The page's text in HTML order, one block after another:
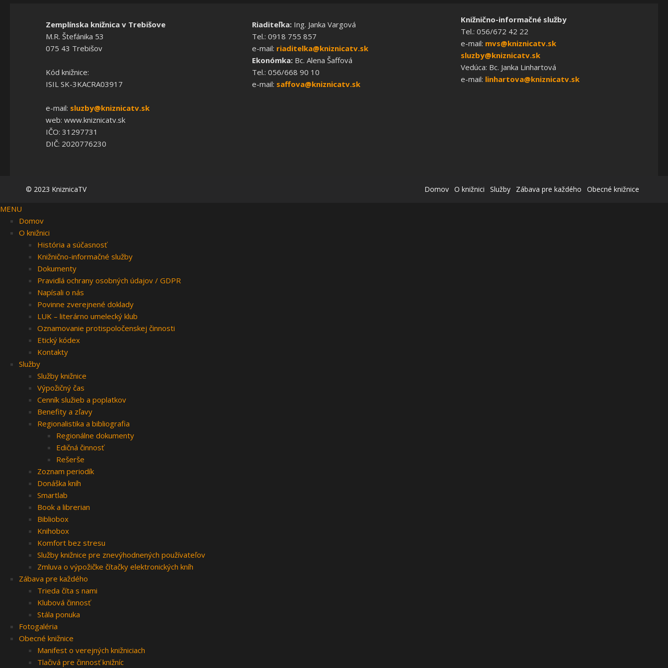
Zemplínska knižnica v Trebišove
M.R. Štefánika 53
075 43 Trebišov
Kód knižnice:
ISIL SK-3KACRA03917
e-mail: sluzby@kniznicatv.sk
web: www.kniznicatv.sk
IČO: 31297731
DIČ: 2020776230
Riaditeľka:Ing. Janka Vargová
Tel.: 0918 755 857
e-mail: riaditelka@kniznicatv.sk
Ekonómka:Bc. Alena Šaffová
Tel.: 056/668 90 10
e-mail: saffova@kniznicatv.sk
Knižnično-informačné služby
Tel.: 056/672 42 22
e-mail: mvs@kniznicatv.sk
sluzby@kniznicatv.sk
Vedúca: Bc. Janka Linhartová
e-mail: linhartova@kniznicatv.sk
© 2023 KniznicaTV Domov O knižnici Služby Zábava pre každého Obecné knižnice
MENU
Domov
O knižnici
História a súčasnosť
Knižnično-informačné služby
Dokumenty
Pravidlá ochrany osobných údajov / GDPR
Napísali o nás
Povinne zverejnené doklady
LUK – literárno umelecký klub
Oznamovanie protispoločenskej činnosti
Etický kódex
Kontakty
Služby
Služby knižnice
Výpožičný čas
Cenník služieb a poplatkov
Benefity a zľavy
Regionalistika a bibliografia
Regionálne dokumenty
Edičná činnosť
Rešerše
Zoznam periodík
Donáška kníh
Smartlab
Book a librerian
Bibliobox
Knihobox
Komfort bez stresu
Služby knižnice pre znevýhodnených používateľov
Zmluva o výpožičke čítačky elektronických kníh
Zábava pre každého
Trieda číta s nami
Klubová činnosť
Stála ponuka
Fotogaléria
Obecné knižnice
Manifest o verejných knižniciach
Tlačivá pre činnosť knižníc